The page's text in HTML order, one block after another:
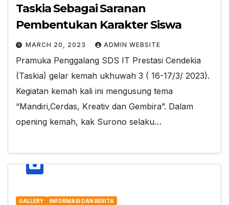
Taskia Sebagai Saranan
Pembentukan Karakter Siswa
MARCH 20, 2023 ADMIN WEBSITE
Pramuka Penggalang SDS IT Prestasi Cendekia
(Taskia) gelar kemah ukhuwah 3 ( 16-17/3/ 2023).
Kegiatan kemah kali ini mengusung tema
“Mandiri,Cerdas, Kreativ dan Gembira”. Dalam
opening kemah, kak Surono selaku…
GALLERY INFORMASI DAN BERITA